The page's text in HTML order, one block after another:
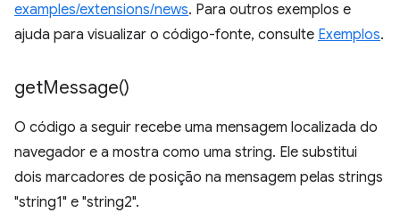
examples/extensions/news. Para outros exemplos e
ajuda para visualizar o código-fonte, consulte Exemplos.
getMessage()
O código a seguir recebe uma mensagem localizada do
navegador e a mostra como uma string. Ele substitui
dois marcadores de posição na mensagem pelas strings
"string1" e "string2".